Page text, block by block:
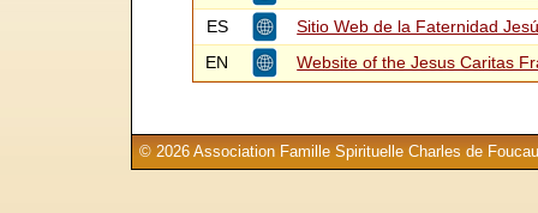
ES
Sitio Web de la Faternidad
EN
Website of the Jesus Caritas
© 2026 Association Famille Spirituelle Charles de